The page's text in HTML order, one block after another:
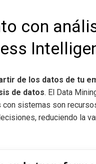
con
de los datos de tu
de datos. El Data
sistemas son
reduciendo la